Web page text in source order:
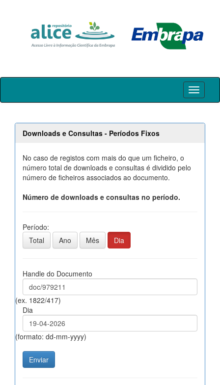
Skip
Downloads e Consultas - Períodos Fixos
No caso de registos com mais do que um ficheiro, o
número total de downloads e consultas é dividido pelo
número de ficheiros associados ao documento.
Número de downloads e consultas no período.
Período:
Total
Ano Mês Dia
Handle do Documento
(ex. 1822/417)
Dia
(formato: dd-mm-yyyy)